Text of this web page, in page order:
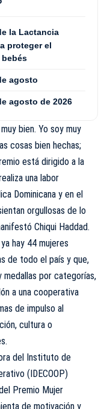
la Lactancia
proteger el
bebés
agosto
agosto de 2026
bien. Yo soy muy
cosas bien hechas;
está dirigido a la
una labor
Dominicana y en el
orgullosas de lo
Chiqui Haddad.
hay 44 mujeres
de todo el país y que,
medallas por categorías,
a una cooperativa
de impulso al
cultura o
del Instituto de
(IDECOOP)
Premio Mujer
de motivación y